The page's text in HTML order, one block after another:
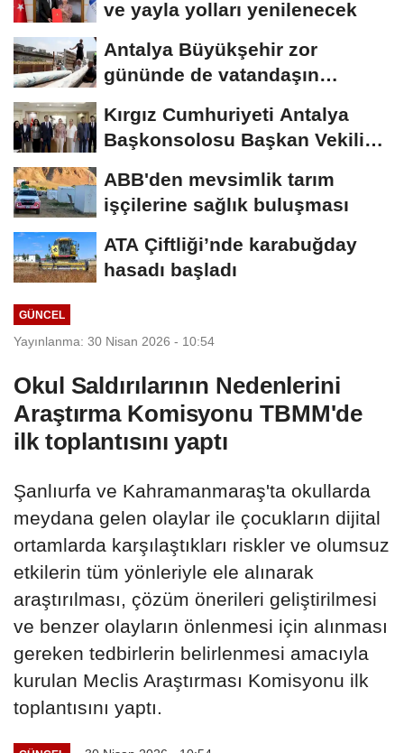
ve yayla yolları yenilenecek
Antalya Büyükşehir zor
gününde de vatandaşın
Kırgız Cumhuriyeti Antalya
Başkonsolosu Başkan Vekili
ABB'den mevsimlik tarım
işçilerine sağlık buluşması
ATA Çiftliği’nde karabuğday
hasadı başladı
GÜNCEL
Yayınlanma: 30 Nisan 2026 - 10:54
Okul Saldırılarının Nedenlerini
Araştırma Komisyonu TBMM'de
ilk toplantısını yaptı
Şanlıurfa ve Kahramanmaraş'ta okullarda
meydana gelen olaylar ile çocukların dijital
ortamlarda karşılaştıkları riskler ve olumsuz
etkilerin tüm yönleriyle ele alınarak
araştırılması, çözüm önerileri geliştirilmesi
ve benzer olayların önlenmesi için alınması
gereken tedbirlerin belirlenmesi amacıyla
kurulan Meclis Araştırması Komisyonu ilk
toplantısını yaptı.